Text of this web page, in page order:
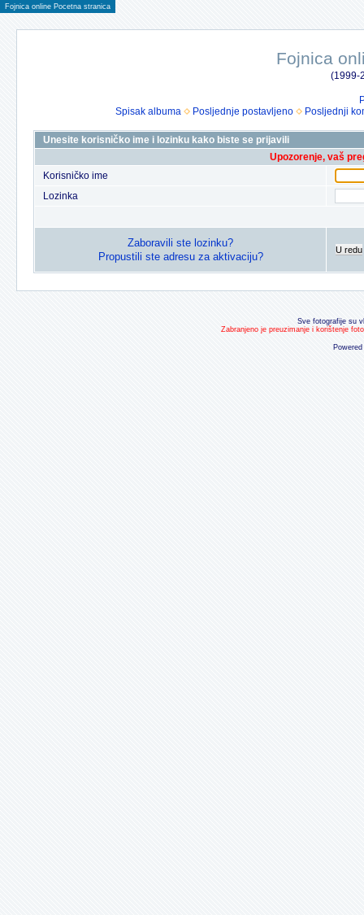
Fojnica online Pocetna stranica
Fojnica
(1999-
Spisak albuma
Posljednje postavljeno Posljednji
Unesite korisničko ime i lozinku kako biste se prijavili
Upozorenje, vaš
Korisničko ime
Lozinka
Zaboravili ste lozinku?
Propustili ste adresu za aktivaciju?
U redu
Sve fotografije su
Zabranjeno je preuzimanje i korištenje